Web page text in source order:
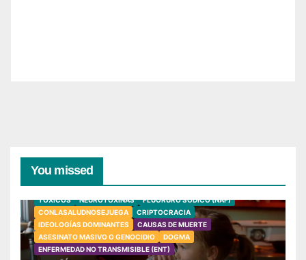
You missed
TÓXICOS NEUROTOXINAS
FLUORURO SÓDICO (NAF)
CONLASALUDNOSEJUEGA
CRIPTOCRACIA
IDEOLOGÍAS DOMINANTES
CAUSAS DE MUERTE
ASESINATO MASIVO O GENOCIDIO
DOGMA
ENFERMEDAD NO TRANSMISIBLE (ENT)